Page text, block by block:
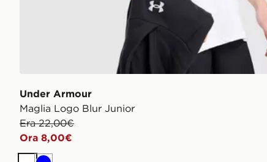
Under Armour
Maglia Logo Blur Junior
Era 22,00€
Ora 8,00€